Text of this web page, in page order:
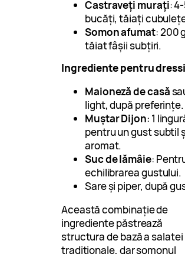
Castraveți murați:
bucăți, tăiați
Somon afumat: 200
tăiat fâșii subțiri.
Ingrediente pentru
Maioneză de casă
light, după preferințe.
Muștar Dijon: 1
pentru un gust subtil
aromat.
Suc de lămâie:
echilibrarea gustului.
Sare și piper, după
Această combinație de
ingrediente păstrează
structura de bază a salatei
tradiționale, dar somonul